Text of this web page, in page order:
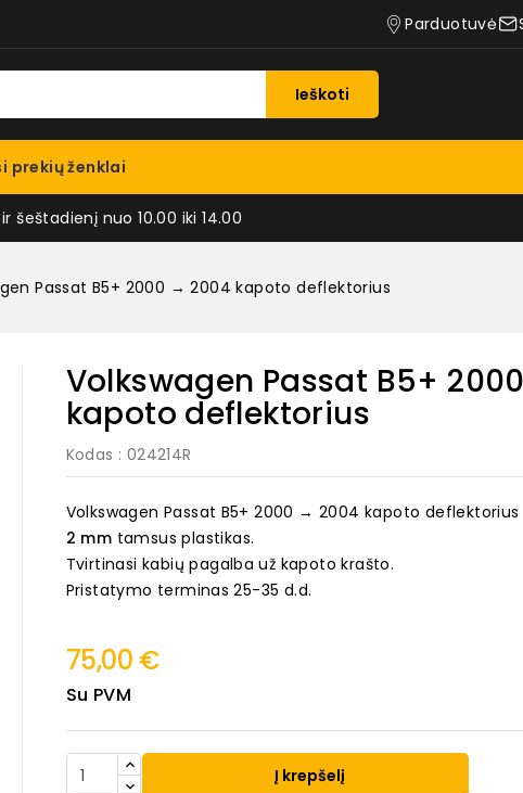
Parduotuvė
Ieškoti
prekių ženklai
šeštadienį nuo 10.00 iki 14.00
Passat B5+ 2000 → 2004 kapoto deflektorius
Volkswagen Passat B5+
kapoto deflektorius
Kodas : 024214R
Volkswagen Passat B5+ 2000 → 2004 kapoto deflektorius
2 mm tamsus plastikas.
Tvirtinasi kabių pagalba už kapoto krašto.
Pristatymo terminas 25-35 d.d.
75,00 €
Su PVM
Į krepšelį